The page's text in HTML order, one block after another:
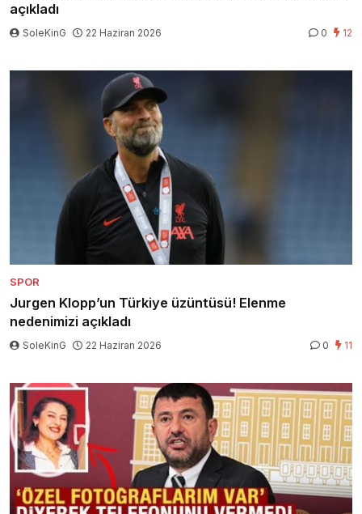
açıkladı
SoleKinG 22 Haziran 2026 0 12
SPOR
Jurgen Klopp’un Türkiye üzüntüsü! Elenme
nedenimizi açıkladı
SoleKinG 22 Haziran 2026 0 11